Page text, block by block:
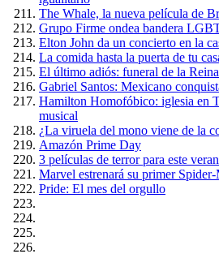
The Whale, la nueva película de
Grupo Firme ondea bandera
Elton John da un concierto en la
La comida hasta la puerta de tu
El último adiós: funeral de la
Gabriel Santos: Mexicano
Hamilton Homofóbico: iglesia en
musical
¿La viruela del mono viene de la
Amazón Prime Day
3 películas de terror para este
Marvel estrenará su primer
Pride: El mes del orgullo